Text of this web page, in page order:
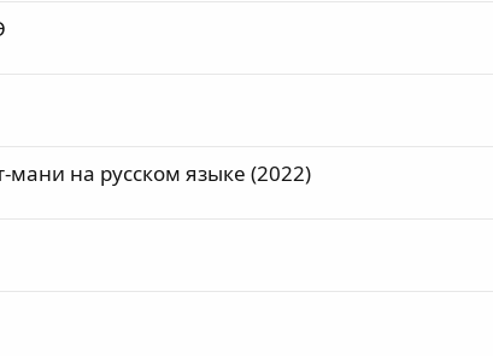
мани на русском языке (2022)